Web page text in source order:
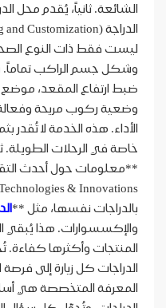
الشائعة. ثانياً، يُقدم
ليست فقط ذات النوع
وشكل جسم الراكب
ضبط ارتفاع المقعد، موضع
وضعية ركوب مريحة
الأداء. هذه الخدمة لا تُقدر
خاصة في الرحلات الطويلة.
بالدراجات نفسها، مثل **
والإكسسوارات. هذا يُبقي
المنتجات وأكثرها كفاءة.
الدراجات كل زيارة إلى
المعرفة المتخصصة هي